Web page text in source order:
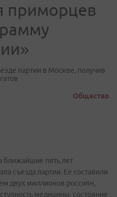
приморцев
партии в Москве, получив
Общество
ближайшие пять лет
съезда партии. Ее составили
двух миллионов россиян,
медицины, состояние